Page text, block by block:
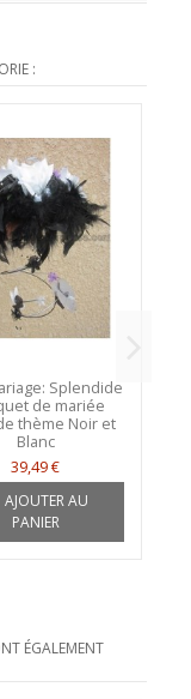
:
Splendide
de mariée
thème Noir et
Blanc
39,49 €
AJOUTER AU
PANIER
ÉGALEMENT